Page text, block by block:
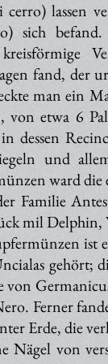
lassen
sich
fand, der
man ein
etwa 6
dessen
und
ward die
Familie
mil
ist
gehört;
Ferner
Erde, die
Nägel von